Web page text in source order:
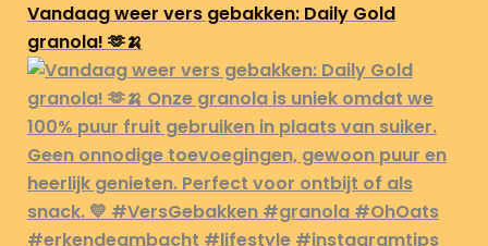
Vandaag weer vers gebakken: Daily Gold
granola! 🫶🍌